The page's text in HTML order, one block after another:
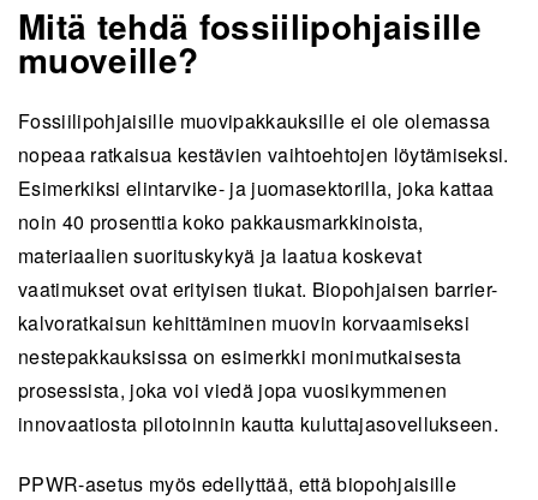
Mitä tehdä fossiilipohjaisille
muoveille?
Fossiilipohjaisille muovipakkauksille ei ole olemassa
nopeaa ratkaisua kestävien vaihtoehtojen löytämiseksi.
Esimerkiksi elintarvike- ja juomasektorilla, joka kattaa
noin 40 prosenttia koko pakkausmarkkinoista,
materiaalien suorituskykyä ja laatua koskevat
vaatimukset ovat erityisen tiukat. Biopohjaisen barrier-
kalvoratkaisun kehittäminen muovin korvaamiseksi
nestepakkauksissa on esimerkki monimutkaisesta
prosessista, joka voi viedä jopa vuosikymmenen
innovaatiosta pilotoinnin kautta kuluttajasovellukseen.
PPWR-asetus myös edellyttää, että biopohjaisille